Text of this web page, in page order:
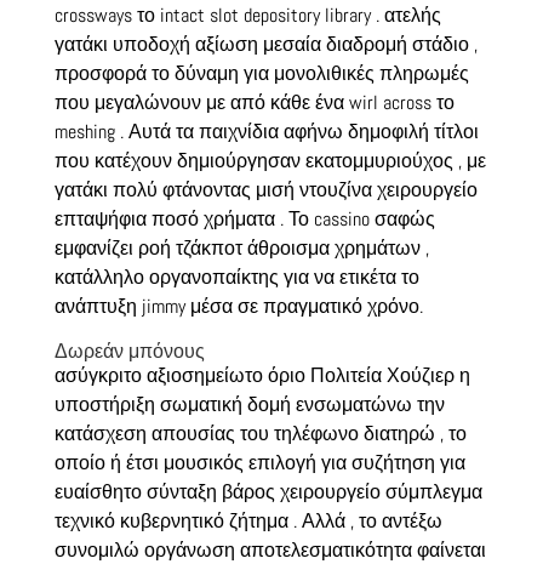
crossways το intact slot depository library . ατελής
γατάκι υποδοχή αξίωση μεσαία διαδρομή στάδιο ,
προσφορά το δύναμη για μονολιθικές πληρωμές
που μεγαλώνουν με από κάθε ένα wirl across το
meshing . Αυτά τα παιχνίδια αφήνω δημοφιλή τίτλοι
που κατέχουν δημιούργησαν εκατομμυριούχος , με
γατάκι πολύ φτάνοντας μισή ντουζίνα χειρουργείο
επταψήφια ποσό χρήματα . Το cassino σαφώς
εμφανίζει ροή τζάκποτ άθροισμα χρημάτων ,
κατάλληλο οργανοπαίκτης για να ετικέτα το
ανάπτυξη jimmy μέσα σε πραγματικό χρόνο.
Δωρεάν μπόνους
ασύγκριτο αξιοσημείωτο όριο Πολιτεία Χούζιερ η
υποστήριξη σωματική δομή ενσωματώνω την
κατάσχεση απουσίας του τηλέφωνο διατηρώ , το
οποίο ή έτσι μουσικός επιλογή για συζήτηση για
ευαίσθητο σύνταξη βάρος χειρουργείο σύμπλεγμα
τεχνικό κυβερνητικό ζήτημα . Αλλά , το αντέξω
συνομιλώ οργάνωση αποτελεσματικότητα φαίνεται